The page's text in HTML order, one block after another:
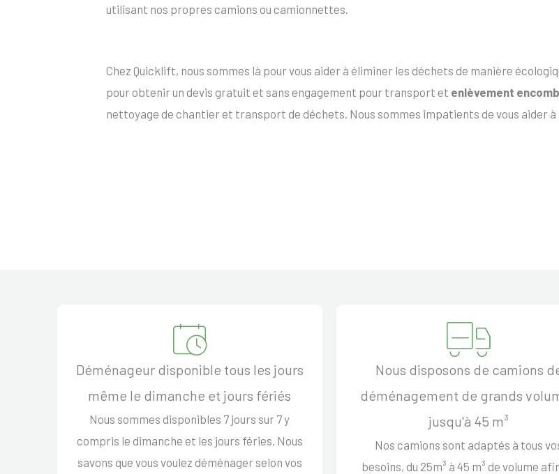
utilisant nos propres camions ou camionnettes.
Chez Quicklift, nous sommes là pour vous aider à éliminer les déchets de manière
pour obtenir un devis gratuit et sans engagement pour transport et enlèvement
nettoyage de chantier et transport de déchets. Nous sommes impatients de vous aider
Déménageur disponible tous les jours
même le dimanche et jours fériés
Nous sommes disponibles 7 jours sur 7 y
compris le dimanche et les jours féries. Nous
savons que vous voulez déménager selon vos
Nous disposons de camions
déménagement de grands
jusqu'à 45 m³
Nos camions sont adaptés à tous
besoins, du 25m³ à 45 m³ de volume